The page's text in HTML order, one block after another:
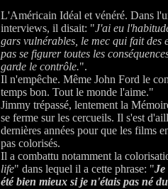
L'Américain Idéal et vénéré. Dans
interviews, il disait: "J'ai eu
gars vulnérables, le mec qui fait des
pas se figurer toutes les
garde le contrôle.".
Il n'empêche. Même John Ford le
temps bon. Tout le monde l'aime."
Jimmy trépassé, lentement la
se ferme sur les cercueils. Il s'est
dernières années pour que les films
pas colorisés.
Il a combattu notamment la
life" dans lequel il a cette phrase: "Je
été bien mieux si je n'étais pas né